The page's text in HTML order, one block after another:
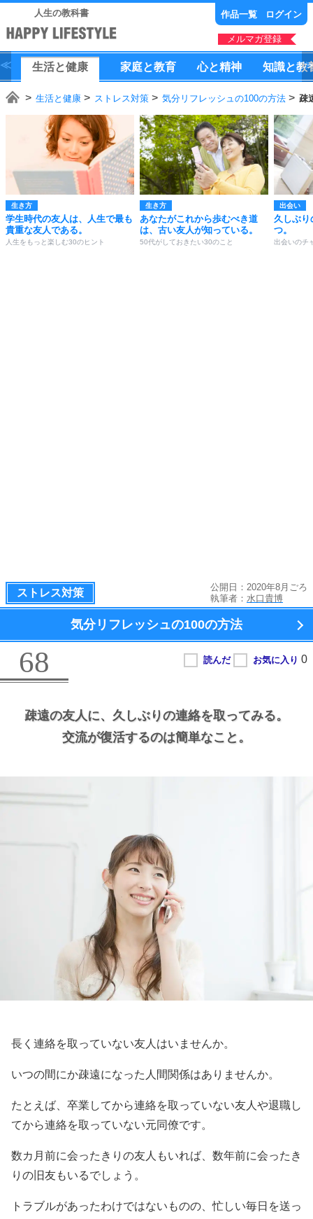
人生の教科書 作品一覧 ログイン
メルマガ登録
生活と健康 家庭と教育 心と精神 知識と教
生活と健康 ストレス対策 気分リフレッシュの100の方法 疎
生き方
学生時代の友人は、人生で最も
貴重な友人である。
人生をもっと楽しむ30のヒント
生き方
あなたがこれから歩むべき道
は、古い友人が知っている。
50代がしておきたい30のこと
出会い
久しぶり
つ。
出会いのチ
ストレス対策
公開日：2020年8月ごろ
執筆者： 水口貴博
気分リフレッシュの100の方法
68
疎遠の友人に、 久しぶりの連絡を取ってみる。
交流が復活するのは簡単なこと。
長く連絡を取っていない友人はいませんか。
いつの間にか疎遠になった人間関係はありませんか。
たとえば、卒業してから連絡を取っていない友人や退職し
てから連絡を取っていない元同僚です。
数カ月前に会ったきりの友人もいれば、数年前に会ったき
りの旧友もいるでしょう。
トラブルがあったわけではないものの、忙しい毎日を送っ